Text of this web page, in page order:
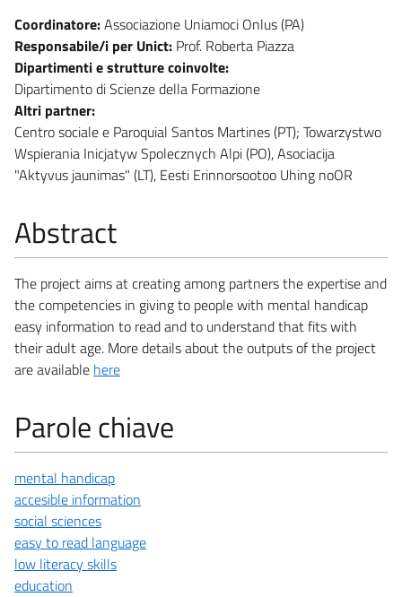
Coordinatore:Associazione Uniamoci Onlus (PA)
Responsabile/i per Unict: Prof. Roberta Piazza
Dipartimenti e strutture coinvolte:
Dipartimento di Scienze della Formazione
Altri partner:
Centro sociale e Paroquial Santos Martines (PT); Towarzystwo
Wspierania Inicjatyw Spolecznych Alpi (PO), Asociacija
"Aktyvus jaunimas" (LT), Eesti Erinnorsootoo Uhing noOR
Abstract
The project aims at creating among partners the expertise and
the competencies in giving to people with mental handicap
easy information to read and to understand that fits with
their adult age. More details about the outputs of the project
are available here
Parole chiave
mental handicap
accesible information
social sciences
easy to read language
low literacy skills
education